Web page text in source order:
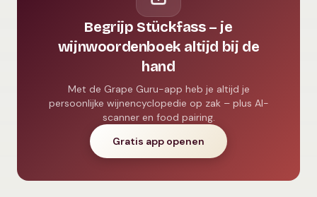
Begrijp Stückfass – je
wijnwoordenboek altijd bij de
hand
Met de Grape Guru-app heb je altijd je
persoonlijke wijnencyclopedie op zak – plus AI-
scanner en food pairing.
Gratis app openen